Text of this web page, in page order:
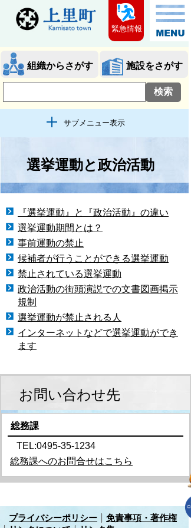
組織からさがす 施設をさがす
サブメニュー表示
緊急情報
選挙運動と政治活動
『選挙運動』と『政治活動』の違い
選挙運動期間とは？
事前運動の禁止
候補者が行うことができる選挙運動
禁止されている選挙運動
政治活動の街頭演説での文書図画掲示
規制
選挙運動が禁止される人
インターネットなどで選挙運動ができ
ます
お問い合わせ先
総務課
TEL:0495-35-1234
総務課へのお問合せはこちら
プライバシーポリシー
免責事項・著作権